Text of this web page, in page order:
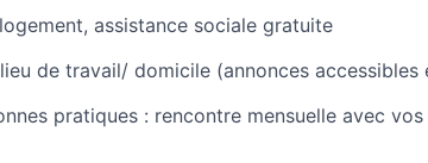
assistance sociale gratuite
lieu de travail/ domicile (annonces accessibles
pratiques : rencontre mensuelle avec